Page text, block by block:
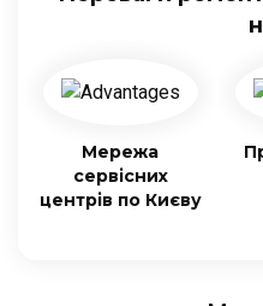
Мережа
сервісних
центрів по Києву